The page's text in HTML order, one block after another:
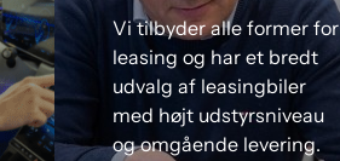
Vi tilbyder alle former for
leasing og har et bredt
udvalg af leasingbiler
med højt udstyrsniveau
og omgående levering.